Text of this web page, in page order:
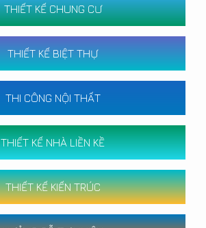
THIẾT KẾ CHUNG CƯ
THIẾT KẾ BIỆT THỰ
THI CÔNG NỘI THẤT
THIẾT KẾ NHÀ LIỀN KỀ
THIẾT KẾ KIẾN TRÚC